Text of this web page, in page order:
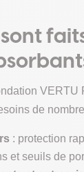
VERTU
de
: protection
et seuils de